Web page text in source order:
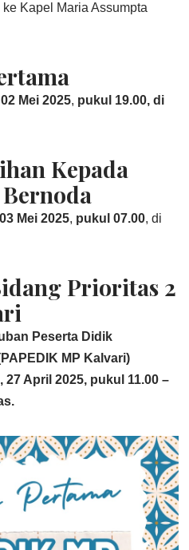
Kapel Maria Assumpta
Mei 2025, pukul 19.00, di
Kepada
Mei 2025, pukul 07.00, di
Prioritas 2
Peserta Didik
MP Kalvari)
27 April 2025, pukul 11.00 –